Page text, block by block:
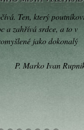
Ten, který
a zahřívá srdce, a to v
jako dokonalý
P. Marko Ivan